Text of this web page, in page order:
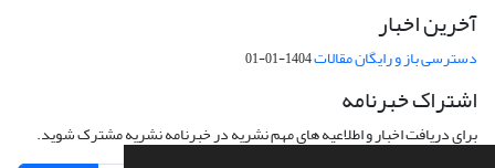
آخرین اخبار
دسترسی باز و رایگان مقالات1404-01-01
اشتراک خبرنامه
برای دریافت اخبار و اطلاعیه های مهم نشریه در خبرنامه نشریه مشترک شوید.